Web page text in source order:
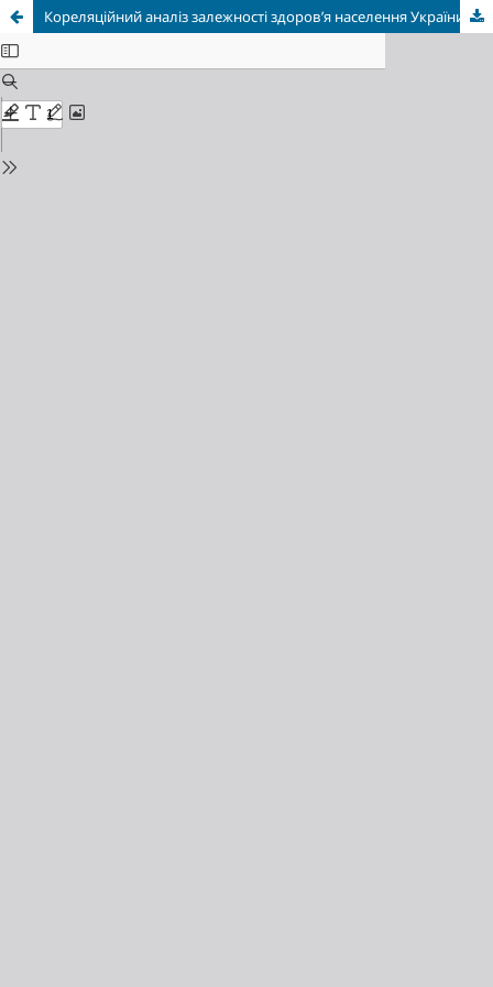
Кореляційний аналіз залежності здоров’я населення України від паління як чинника виникнення розвитку цукрового діабету